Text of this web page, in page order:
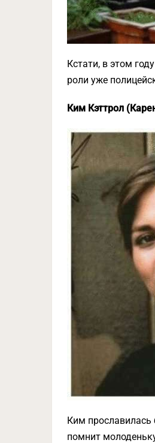
Кстати, в этом
роли уже
Ким Кэттрол
Ким прославилась
помнит